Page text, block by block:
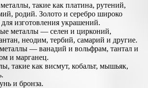
такие как платина, рутений,
родий. Золото и серебро широко
изготовления украшений.
металлы — селен и цирконий,
неодим, тербий, самарий и другие.
— ванадий и вольфрам, тантал и
и марганец.
такие как висмут, кобальт, мышьяк,
и бронза.